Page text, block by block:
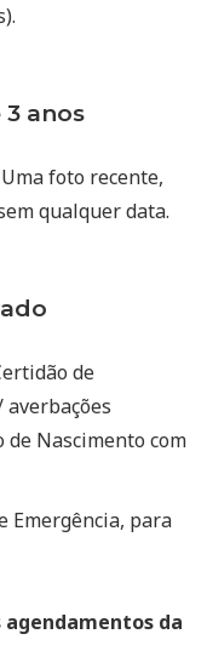
anos
foto recente,
qualquer data.
de
averbações
de Nascimento com
Emergência, para
da